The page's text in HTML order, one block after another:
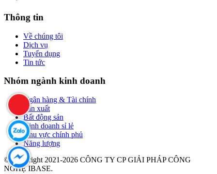
Thông tin
Về chúng tôi
Dịch vụ
Tuyển dụng
Tin tức
Nhóm ngành kinh doanh
Ngân hàng & Tài chính
Sản xuất
Bất động sản
Kinh doanh sỉ lẻ
Khu vực chính phủ
Năng lượng
© Copyright 2021-2026 CÔNG TY CP GIẢI PHÁP CÔNG
NGHỆ IBASE.